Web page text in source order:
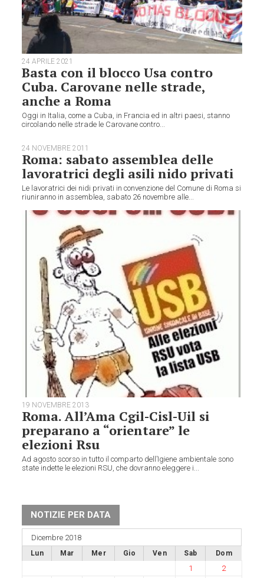
24 APRILE 2021
Basta con il blocco Usa contro
Cuba. Carovane nelle strade,
anche a Roma
Oggi in Italia, come a Cuba, in Francia ed in altri paesi, stanno
circolando nelle strade le Carovane contro...
24 NOVEMBRE 2011
Roma: sabato assemblea delle
lavoratrici degli asili nido privati
Le lavoratrici dei nidi privati in convenzione del Comune di Roma si
riuniranno in assemblea, sabato 26 novembre alle...
19 NOVEMBRE 2013
Roma. All’Ama Cgil-Cisl-Uil si
preparano a “orientare” le
elezioni Rsu
Ad agosto scorso in tutto il comparto dell’Igiene ambientale sono
state indette le elezioni RSU, che dovranno eleggere i...
NOTIZIE PER DATA
Dicembre 2018
Lun Mar Mer Gio Ven Sab Dom
1
2